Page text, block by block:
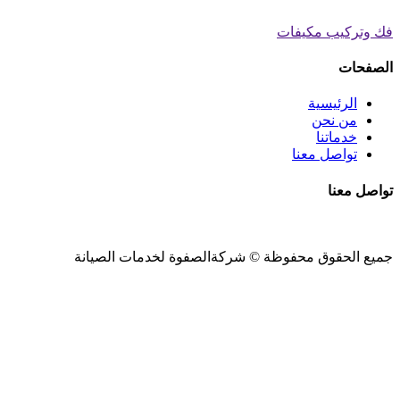
فك وتركيب مكيفات
الصفحات
الرئيسية
من نحن
خدماتنا
تواصل معنا
تواصل معنا
جميع الحقوق محفوظة © شركةالصفوة لخدمات الصيانة